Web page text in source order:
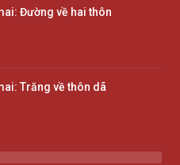
Đường về hai thôn
Trăng về thôn dã